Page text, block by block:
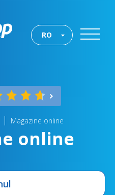
RO
Magazine online
online